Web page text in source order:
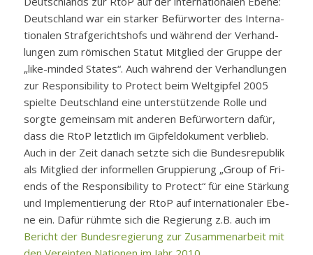
Deutsch­land war ein star­ker Be­für­wor­ter des In­ter­na­
tio­na­len Straf­ge­richts­hofs und wäh­rend der Ver­hand­
lun­gen zum rö­mi­schen Sta­tut Mit­glied der Grup­pe der
„li­ke-min­ded Sta­tes“. Auch wäh­rend der Ver­hand­lun­gen
zur Re­s­pon­si­bi­li­ty to Pro­tect beim Welt­gip­fel 2005
spiel­te Deutsch­land ei­ne un­ter­stüt­zen­de Rol­le und
sorg­te ge­mein­sam mit an­de­ren Be­für­wor­tern da­für,
dass die RtoP letzt­lich im Gip­fel­do­ku­ment ver­blieb.
Auch in der Zeit da­nach setz­te sich die Bun­des­re­pu­blik
als Mit­glied der in­for­mel­len Grup­pie­rung „Group of Fri­
ends of the Re­s­pon­si­bi­li­ty to Pro­tect“ für ei­ne Stär­kung
und Im­ple­men­tie­rung der RtoP auf in­ter­na­tio­na­ler Ebe­
ne ein. Da­für rühm­te sich die Re­gie­rung z.B. auch im
Be­richt der Bun­des­re­gie­rung zur Zu­sam­men­ar­beit mit